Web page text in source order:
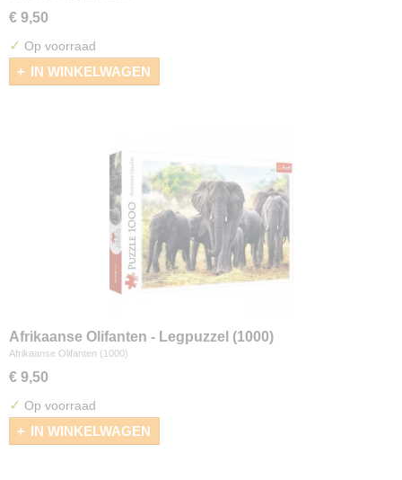
€ 9,50
✓ Op voorraad
IN WINKELWAGEN
Afrikaanse Olifanten - Legpuzzel (1000)
Afrikaanse Olifanten (1000)
€ 9,50
✓ Op voorraad
IN WINKELWAGEN